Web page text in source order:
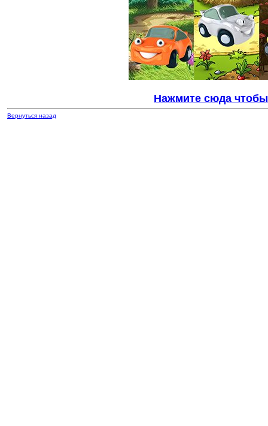
Нажмите сюда чтобы
Вернуться назад